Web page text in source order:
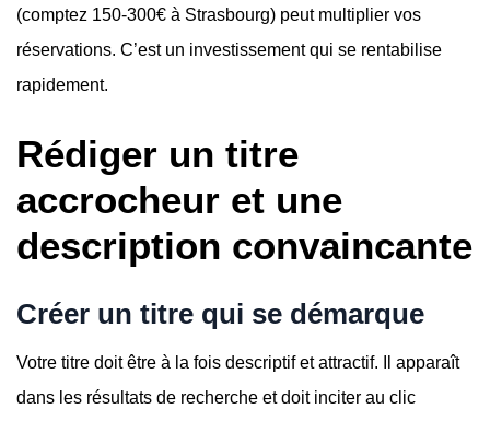
(comptez 150-300€ à Strasbourg) peut multiplier vos
réservations. C’est un investissement qui se rentabilise
rapidement.
Rédiger un titre
accrocheur et une
description convaincante
Créer un titre qui se démarque
Votre titre doit être à la fois descriptif et attractif. Il apparaît
dans les résultats de recherche et doit inciter au clic